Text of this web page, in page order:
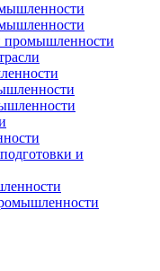
промышленности
и